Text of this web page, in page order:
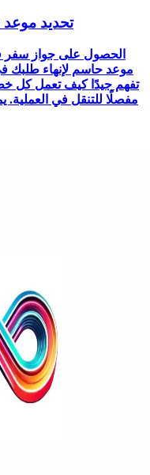
تحديد موعد
موعد حاسم لإنهاء طلبك
تفهم جيدًا كيف تعمل كل
مفصلًا للتنقل في